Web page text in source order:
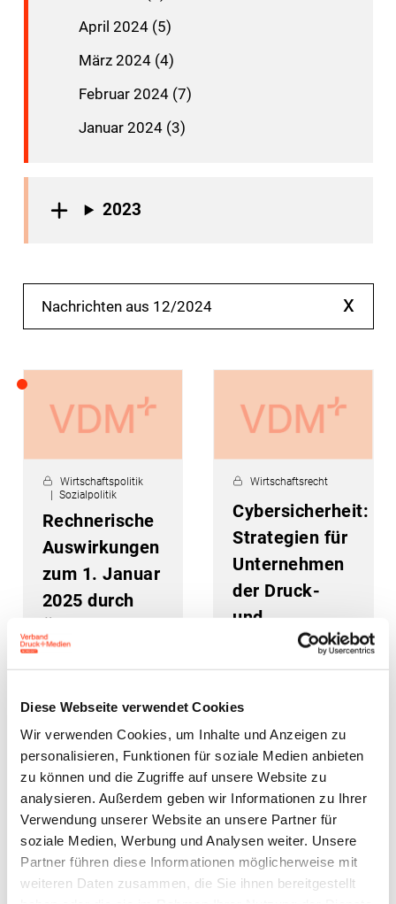
Diese Webseite verwendet Cookies
Wir verwenden Cookies, um Inhalte und Anzeigen zu
personalisieren, Funktionen für soziale Medien anbieten
zu können und die Zugriffe auf unsere Website zu
analysieren. Außerdem geben wir Informationen zu Ihrer
Verwendung unserer Website an unsere Partner für
soziale Medien, Werbung und Analysen weiter. Unsere
Partner führen diese Informationen möglicherweise mit
weiteren Daten zusammen, die Sie ihnen bereitgestellt
April 2024 (5)
März 2024 (4)
Februar 2024 (7)
Januar 2024 (3)
2023
Nachrichten aus 12/2024 x
Wirtschaftspolitik
Sozialpolitik
Rechnerische
Auswirkungen
zum 1. Januar
2025 durch
im Bereich der
20. Dezember 2024
Wirtschaftsrecht
Cybersicherheit:
Strategien für
Unternehmen
der Druck-
und
Medienbranche
–
2025
17. Dezember 2024